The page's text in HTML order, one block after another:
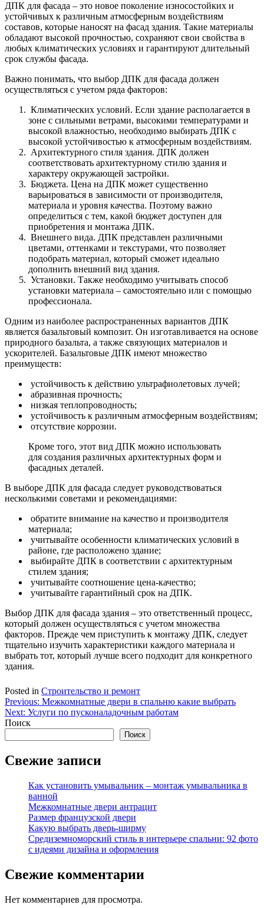
ДПК для фасада – это новое поколение износостойких и
устойчивых к различным атмосферным воздействиям
составов, которые наносят на фасад здания. Такие материалы
обладают высокой прочностью, сохраняют свои свойства в
любых климатических условиях и гарантируют длительный
срок службы фасада.
Важно понимать, что выбор ДПК для фасада должен
осуществляться с учетом ряда факторов:
Климатических условий. Если здание располагается в
зоне с сильными ветрами, высокими температурами и
высокой влажностью, необходимо выбирать ДПК с
высокой устойчивостью к атмосферным воздействиям.
Архитектурного стиля здания. ДПК должен
соответствовать архитектурному стилю здания и
характеру окружающей застройки.
Бюджета. Цена на ДПК может существенно
варьироваться в зависимости от производителя,
материала и уровня качества. Поэтому важно
определиться с тем, какой бюджет доступен для
приобретения и монтажа ДПК.
Внешнего вида. ДПК представлен различными
цветами, оттенками и текстурами, что позволяет
подобрать материал, который сможет идеально
дополнить внешний вид здания.
Установки. Также необходимо учитывать способ
установки материала – самостоятельно или с помощью
профессионала.
Одним из наиболее распространенных вариантов ДПК
является базальтовый композит. Он изготавливается на основе
природного базальта, а также связующих материалов и
ускорителей. Базальтовые ДПК имеют множество
преимуществ:
устойчивость к действию ультрафиолетовых лучей;
абразивная прочность;
низкая теплопроводность;
устойчивость к различным атмосферным воздействиям;
отсутствие коррозии.
Кроме того, этот вид ДПК можно использовать
для создания различных архитектурных форм и
фасадных деталей.
В выборе ДПК для фасада следует руководствоваться
несколькими советами и рекомендациями:
обратите внимание на качество и производителя
материала;
учитывайте особенности климатических условий в
районе, где расположено здание;
выбирайте ДПК в соответствии с архитектурным
стилем здания;
учитывайте соотношение цена-качество;
учитывайте гарантийный срок на ДПК.
Выбор ДПК для фасада здания – это ответственный процесс,
который должен осуществляться с учетом множества
факторов. Прежде чем приступить к монтажу ДПК, следует
тщательно изучить характеристики каждого материала и
выбрать тот, который лучше всего подходит для конкретного
здания.
Posted in Строительство и ремонт
Навигация
по
Previous: Межкомнатные двери в спальню какие выбрать
Next: Услуги по пусконаладочным работам
Поиск
Поиск
Свежие записи
Как установить умывальник – монтаж умывальника в
ванной
Межкомнатные двери антрацит
Размер французской двери
Какую выбрать дверь-ширму
Средиземноморский стиль в интерьере спальни: 92 фото
с идеями дизайна и оформления
Свежие комментарии
Нет комментариев для просмотра.